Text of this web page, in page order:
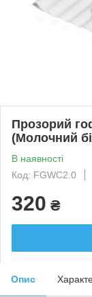
Прозорий
(Молочний
В наявності
Код: FGWC2.0
320 ₴
Опис